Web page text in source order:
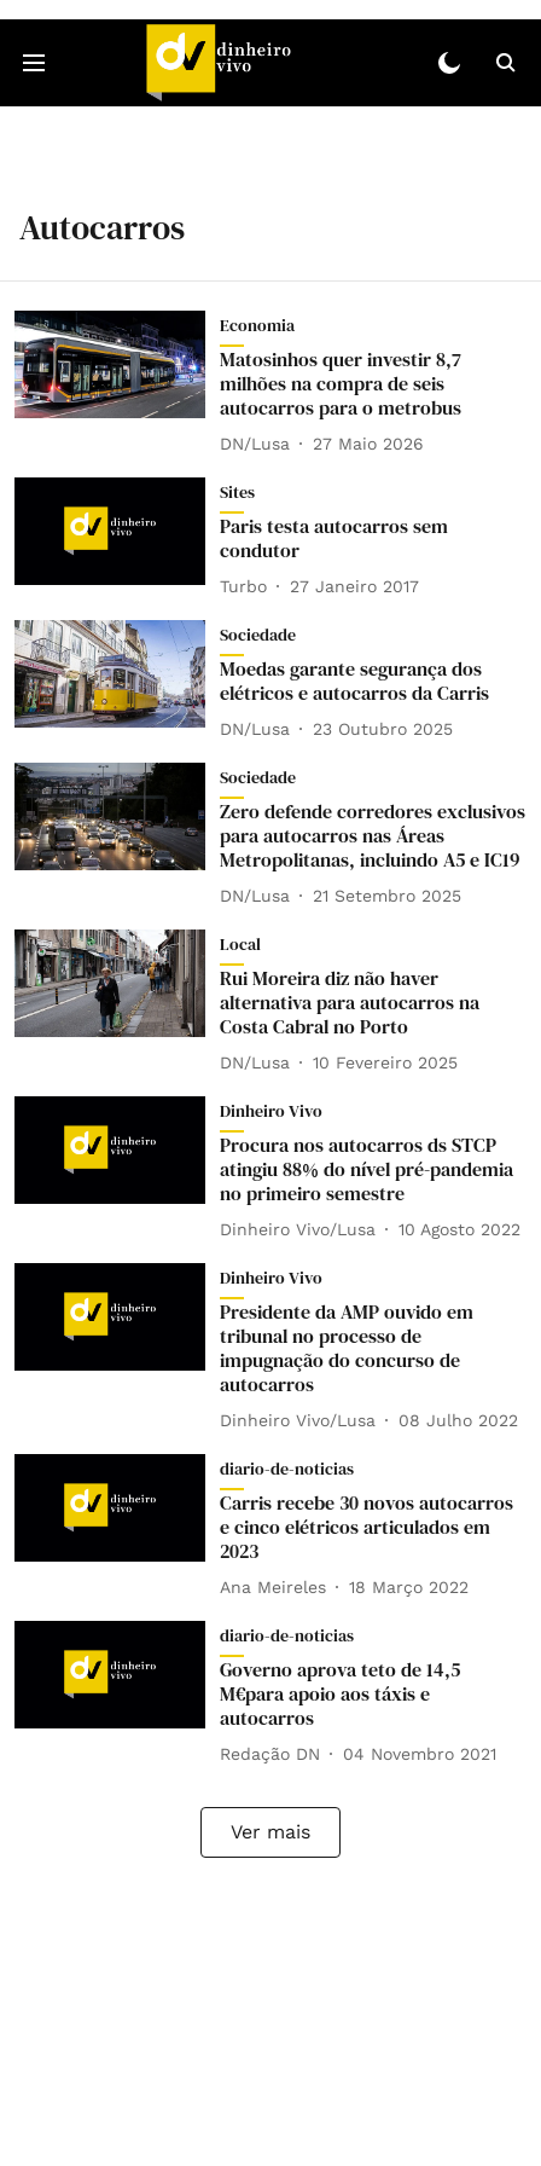
Autocarros
Economia
Matosinhos quer investir 8,7
milhões na compra de seis
autocarros para o metrobus
DN/Lusa 27 Maio 2026
Sites
Paris testa autocarros sem
condutor
Turbo 27 Janeiro 2017
Sociedade
Moedas garante segurança dos
elétricos e autocarros da Carris
DN/Lusa 23 Outubro 2025
Sociedade
Zero defende corredores exclusivos
para autocarros nas Áreas
Metropolitanas, incluindo A5 e IC19
DN/Lusa 21 Setembro 2025
Local
Rui Moreira diz não haver
alternativa para autocarros na
Costa Cabral no Porto
DN/Lusa 10 Fevereiro 2025
Dinheiro Vivo
Procura nos autocarros ds STCP
atingiu 88% do nível pré-pandemia
no primeiro semestre
Dinheiro Vivo/Lusa 10 Agosto 2022
Dinheiro Vivo
Presidente da AMP ouvido em
tribunal no processo de
impugnação do concurso de
autocarros
Dinheiro Vivo/Lusa 08 Julho 2022
diario-de-noticias
Carris recebe 30 novos autocarros
e cinco elétricos articulados em
2023
Ana Meireles 18 Março 2022
diario-de-noticias
Governo aprova teto de 14,5
M€para apoio aos táxis e
autocarros
Redação DN 04 Novembro 2021
Ver mais